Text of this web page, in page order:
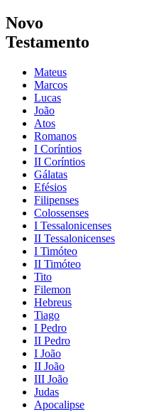
Novo
Testamento
Mateus
Marcos
Lucas
João
Atos
Romanos
I Coríntios
II Coríntios
Gálatas
Efésios
Filipenses
Colossenses
I Tessalonicenses
II Tessalonicenses
I Timóteo
II Timóteo
Tito
Filemon
Hebreus
Tiago
I Pedro
II Pedro
I João
II João
III João
Judas
Apocalipse